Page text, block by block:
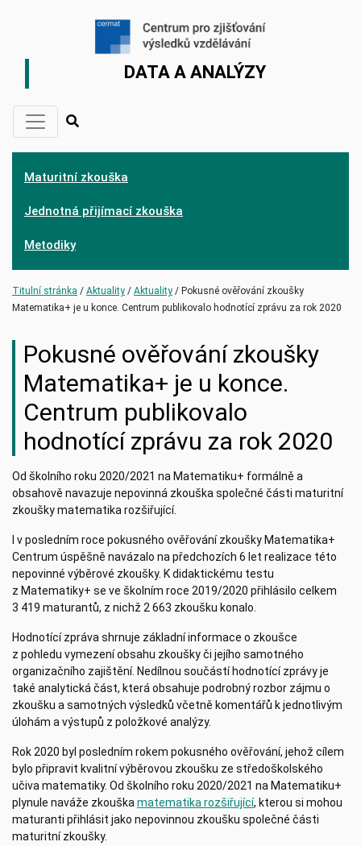
DATA A ANALÝZY
Maturitní zkouška
Jednotná přijímací zkouška
Metodiky
Titulní stránka Aktuality(current)
Aktuality(current)
Pokusné ověřování zkoušky
Matematika+ je u konce. Centrum publikovalo hodnotící zprávu za rok 2020
Pokusné ověřování zkoušky
Matematika+ je u konce.
Centrum publikovalo
hodnotící zprávu za rok 2020
Od školního roku 2020/2021 na Matematiku+ formálně a
obsahově navazuje nepovinná zkouška společné části maturitní
zkoušky matematika rozšiřující.
I v posledním roce pokusného ověřování zkoušky Matematika+
Centrum úspěšně navázalo na předchozích 6 let realizace této
nepovinné výběrové zkoušky. K didaktickému testu
z Matematiky+ se ve školním roce 2019/2020 přihlásilo celkem
3 419 maturantů, z nichž 2 663 zkoušku konalo.
Hodnotící zpráva shrnuje základní informace o zkoušce
z pohledu vymezení obsahu zkoušky či jejího samotného
organizačního zajištění. Nedílnou součástí hodnotící zprávy je
také analytická část, která obsahuje podrobný rozbor zájmu o
zkoušku a samotných výsledků včetně komentářů k jednotlivým
úlohám a výstupů z položkové analýzy.
Rok 2020 byl posledním rokem pokusného ověřování, jehož cílem
bylo připravit kvalitní výběrovou zkoušku ze středoškolského
učiva matematiky. Od školního roku 2020/2021 na Matematiku+
plynule naváže zkouška matematika rozšiřující, kterou si mohou
maturanti přihlásit jako nepovinnou zkoušku společné části
maturitní zkoušky.